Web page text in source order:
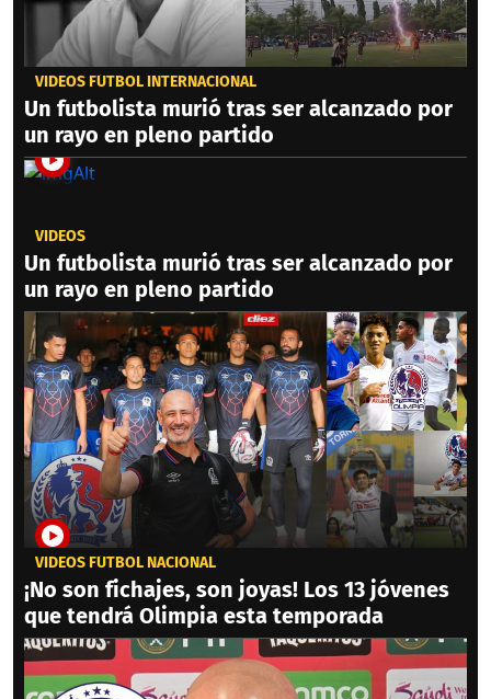
VIDEOS FÚTBOL INTERNACIONAL
Un futbolista murió tras ser alcanzado por
un rayo en pleno partido
VIDEOS
Un futbolista murió tras ser alcanzado por
un rayo en pleno partido
VIDEOS FÚTBOL NACIONAL
¡No son fichajes, son joyas! Los 13 jóvenes
que tendrá Olimpia esta temporada